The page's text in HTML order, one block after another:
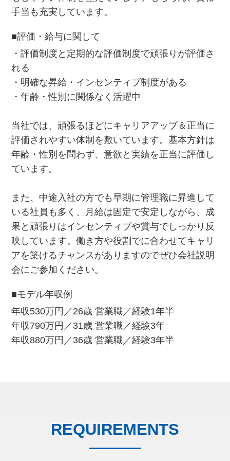
手当も充実しています。
■評価・給与に関して
・評価制度と定期的な評価制度で頑張りが評価さ
れる
・明確な昇給・インセンティブ制度がある
・年齢・性別に関係なく活躍中
当社では、頑張るほどにキャリアアップ＆正当に
評価されやすい体制を敷いています。基本方針は
年齢・性別を問わず、意欲と実績を正当に評価し
ています。
また、中途入社の方でも早期に管理職に昇進して
いる社員も多く、月給は固定で安定しながら、成
果と頑張りはインセンティブや賞与でしっかり反
映しています。働き方や役割でに合わせてキャリ
アを築けるチャンスがありますのでぜひ会社説明
会にご参加ください。
■モデル年収例
年収530万円／26歳 営業職／経験1年半
年収790万円／31歳 営業職／経験3年
年収880万円／36歳 営業職／経験3年半
REQUIREMENTS